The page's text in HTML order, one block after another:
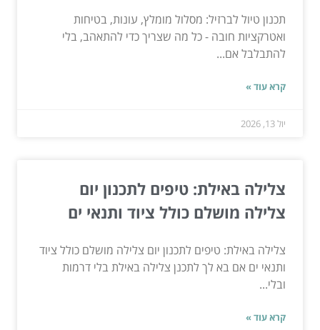
תכנון טיול לברזיל: מסלול מומלץ, עונות, בטיחות
ואטרקציות חובה - כל מה שצריך כדי להתאהב, בלי
להתבלבל אם...
קרא עוד »
יול 13, 2026
צלילה באילת: טיפים לתכנון יום
צלילה מושלם כולל ציוד ותנאי ים
צלילה באילת: טיפים לתכנון יום צלילה מושלם כולל ציוד
ותנאי ים אם בא לך לתכנן צלילה באילת בלי דרמות
ובלי...
קרא עוד »